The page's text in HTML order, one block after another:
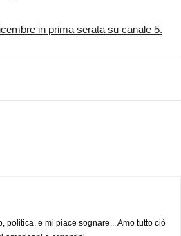
in prima serata su canale 5.
politica, e mi piace sognare... Amo tutto ciò